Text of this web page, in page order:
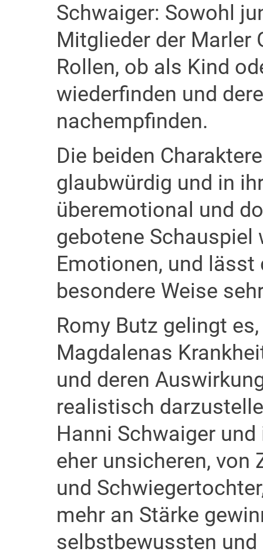
Schwaiger: Sowohl
Mitglieder der Marler
Rollen, ob als Kind
wiederfinden und
nachempfinden.
Die beiden
glaubwürdig und in
überemotional und
gebotene
Emotionen, und
besondere Weise
Romy Butz gelingt
Magdalenas
und deren
realistisch
Hanni Schwaiger
eher unsicheren, von
und
mehr an Stärke
selbstbewussten